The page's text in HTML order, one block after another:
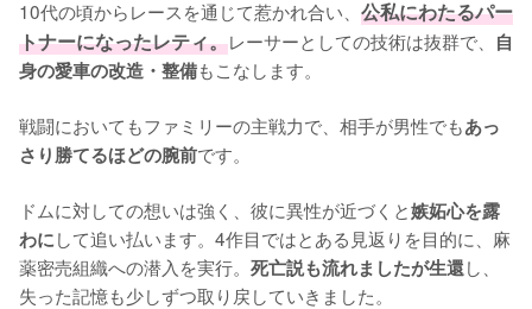
10代の頃からレースを通じて惹かれ合い、 公私にわたるパー
トナーになったレティ。レーサーとしての技術は抜群で、 自
身の愛車の改造・整備もこなします。
戦闘においてもファミリーの主戦力で、相手が男性でもあっ
さり勝てるほどの腕前です。
ドムに対しての想いは強く、彼に異性が近づくと嫉妬心を露
わにして追い払います。4作目ではとある見返りを目的に、麻
薬密売組織への潜入を実行。 死亡説も流れましたが生還し、
失った記憶も少しずつ取り戻していきました。